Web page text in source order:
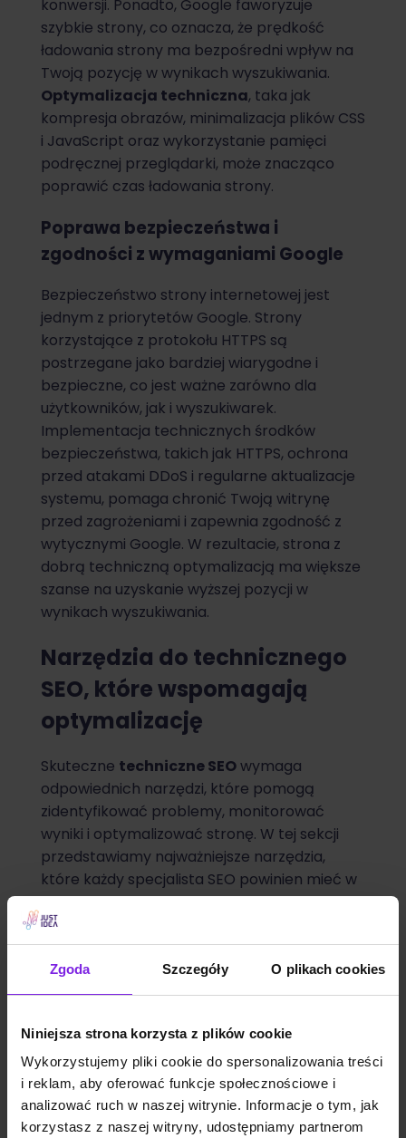
Zgoda Szczegóły O plikach cookies
Niniejsza strona korzysta z plików cookie
Wykorzystujemy pliki cookie do spersonalizowania treści
i reklam, aby oferować funkcje społecznościowe i
analizować ruch w naszej witrynie. Informacje o tym, jak
korzystasz z naszej witryny, udostępniamy partnerom
konwersji. Ponadto, Google faworyzuje
szybkie strony, co oznacza, że prędkość
ładowania strony ma bezpośredni wpływ na
Twoją pozycję w wynikach wyszukiwania.
Optymalizacja techniczna, taka jak
kompresja obrazów, minimalizacja plików CSS
i JavaScript oraz wykorzystanie pamięci
podręcznej przeglądarki, może znacząco
poprawić czas ładowania strony.
Poprawa bezpieczeństwa i
zgodności z wymaganiami Google
Bezpieczeństwo strony internetowej jest
jednym z priorytetów Google. Strony
korzystające z protokołu HTTPS są
postrzegane jako bardziej wiarygodne i
bezpieczne, co jest ważne zarówno dla
użytkowników, jak i wyszukiwarek.
Implementacja technicznych środków
bezpieczeństwa, takich jak HTTPS, ochrona
przed atakami DDoS i regularne aktualizacje
systemu, pomaga chronić Twoją witrynę
przed zagrożeniami i zapewnia zgodność z
wytycznymi Google. W rezultacie, strona z
dobrą techniczną optymalizacją ma większe
szanse na uzyskanie wyższej pozycji w
wynikach wyszukiwania.
Narzędzia do technicznego
SEO, które wspomagają
optymalizację
Skuteczne techniczne SEOwymaga
odpowiednich narzędzi, które pomogą
zidentyfikować problemy, monitorować
wyniki i optymalizować stronę. W tej sekcji
przedstawiamy najważniejsze narzędzia,
które każdy specjalista SEO powinien mieć w
swoim arsenale.
Google Search Console
strony pod kątem SEO. Umożliwia śledzenie
wydajności strony w wynikach wyszukiwania
Google, identyfikację problemów z
indeksowaniem, monitorowanie ruchu
organicznego oraz analizę fraz kluczowych.